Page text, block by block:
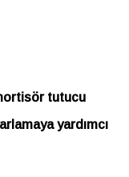
tutucu
yardımcı